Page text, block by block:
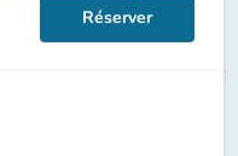
Réserver